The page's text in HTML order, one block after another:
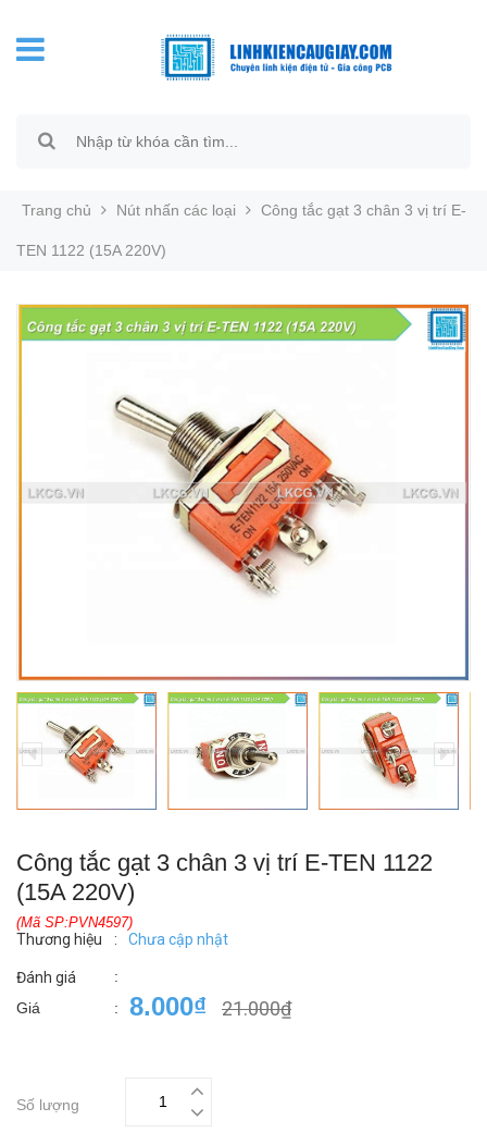
Trang chủ Nút nhấn các loại Công tắc gạt 3 chân 3 vị trí E-
TEN 1122 (15A 220V)
Công tắc gạt 3 chân 3 vị trí E-TEN 1122
(15A 220V)
(Mã SP:PVN4597)
Thương hiệu : Chưa cập nhật
Đánh giá
:
Giá
: 8.000₫ 21.000₫
Số lượng